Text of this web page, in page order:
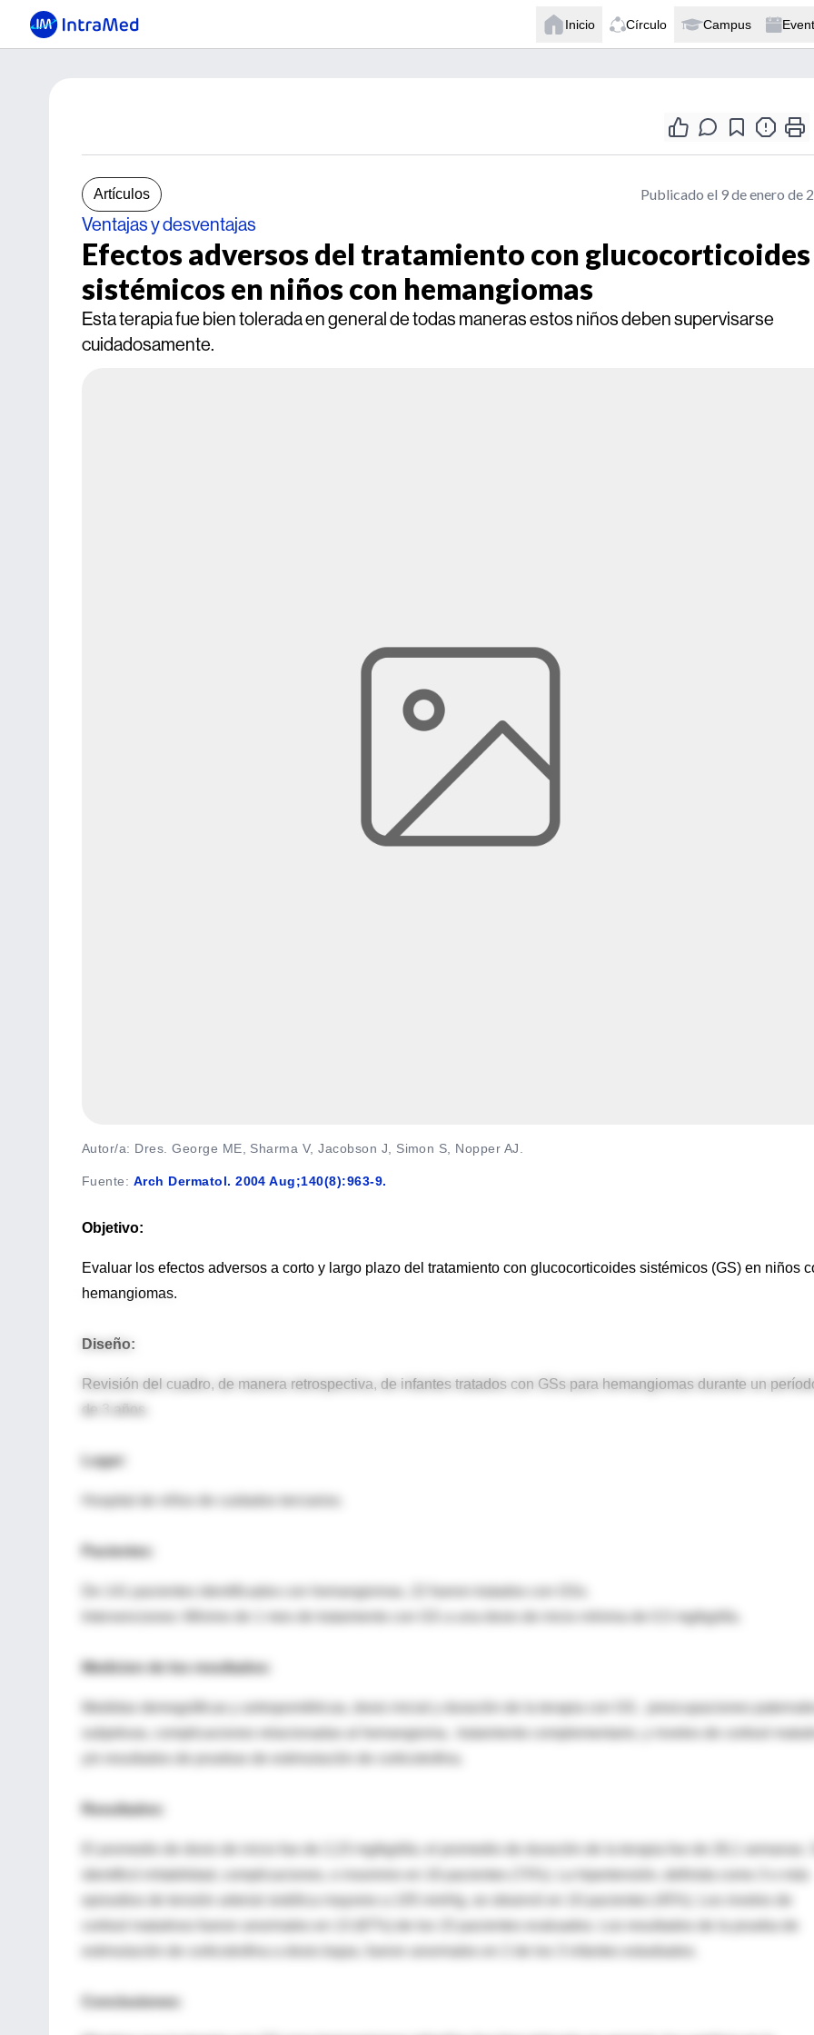
Inicio Círculo Campus
Artículos Publicado el 9 de enero de
Ventajas y desventajas
Efectos adversos del tratamiento con glucocorticoides
sistémicos en niños con hemangiomas
Esta terapia fue bien tolerada en general de todas maneras estos niños deben supervisarse
cuidadosamente.
Autor/a: Dres. George ME, Sharma V, Jacobson J, Simon S, Nopper AJ.
Fuente: Arch Dermatol. 2004 Aug;140(8):963-9.
Objetivo:
Evaluar los efectos adversos a corto y largo plazo del tratamiento con glucocorticoides sistémicos (GS) en niños
hemangiomas.
Diseño:
Revisión del cuadro, de manera retrospectiva, de infantes tratados con GSs para hemangiomas durante un
de 3 años.
Lugar:
Pacientes:
De 141 pacientes identificados con hemangiomas, 22 fueron tratados con GSs.
Intervenciones: Mínimo de 1 mes de tratamiento con GS a una dosis de inicio mínima de 0,5 mg/kg/día.
Medicion de los resultados:
Medidas demográficas y antropométricas, dosis inicial y duración de la terapia con GS, preocupaciones paternales
subjetivas, complicaciones relacionadas al hemangioma, tratamiento complementario, y niveles de cortisol
Resultados:
El promedio de dosis de inicio fue de 2,23 mg/kg/día; el promedio de duración de la terapia fue de 28,1 semanas.
episodios de tensión arterial sistólica mayores a 105 mmHg, se observó en 10 pacientes (45%). Los niveles de
Conclusiones: